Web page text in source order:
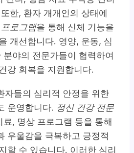
한, 환자 개개인의 상태에
로그램을 통해 신체 기능을
개선합니다. 영양, 운동, 심
야의 전문가들이 협력하여
강 회복을 지원합니다.
자들의 심리적 안정을 위한
운영합니다. 정신 건강 전문
료, 명상 프로그램 등을 통해
우울감을 극복하고 긍정적
할 수 있습니다. 이러한 심리